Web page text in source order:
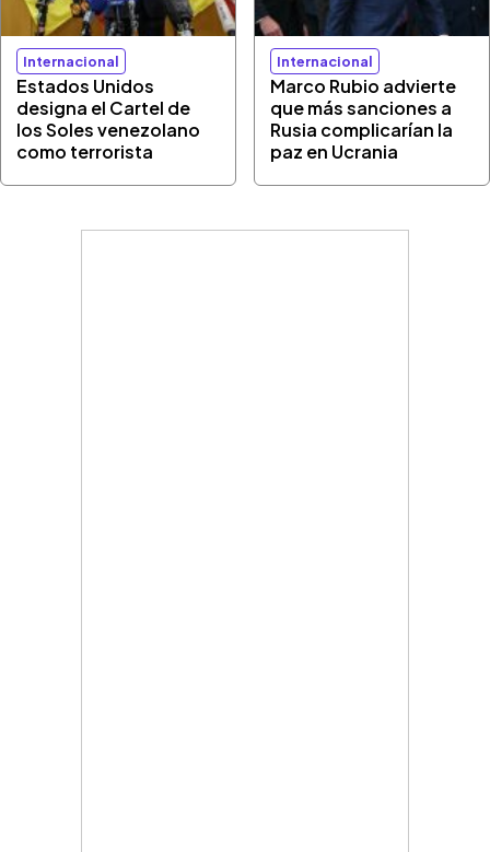
Internacional
Estados Unidos
designa el Cartel de
los Soles venezolano
como terrorista
Internacional
Marco Rubio advierte
que más sanciones a
Rusia complicarían la
paz en Ucrania